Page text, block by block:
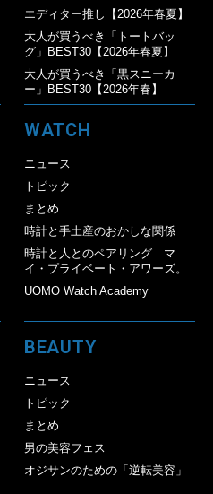
エディター推し【2026年春夏】
大人が買うべき「トートバッ
グ」BEST30【2026年春夏】
大人が買うべき「黒スニーカ
ー」BEST30【2026年春】
WATCH
ニュース
トピック
まとめ
時計と手土産のおかしな関係
時計と人とのペアリング｜マ
イ・プライベート・アワーズ。
UOMO Watch Academy
BEAUTY
ニュース
トピック
まとめ
男の美容フェス
オジサンのための「逆転美容」